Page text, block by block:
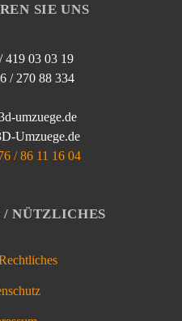
SIE UNS
419 03 03 19
/ 270 88 334
umzuege.de
Umzuege.de
/ 86 11 16 04
NÜTZLICHES